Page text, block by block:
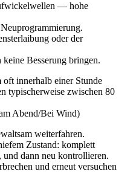
— hohe
oder der
Besserung bringen.
oft innerhalb einer Stunde
typischerweise zwischen 80
Abend/Bei Wind)
weiterfahren.
Zustand: komplett
dann neu kontrollieren.
und erneut versuchen